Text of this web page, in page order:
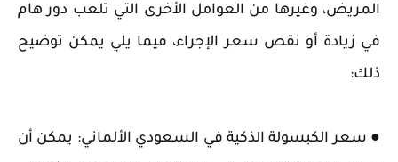
المريض، وغيرها من العوامل الأخرى التي تلعب دور هام
في زيادة أو نقص سعر الإجراء، فيما يلي يمكن توضيح
ذلك:
● سعر الكبسولة الذكية في السعودي الألماني: يمكن أن